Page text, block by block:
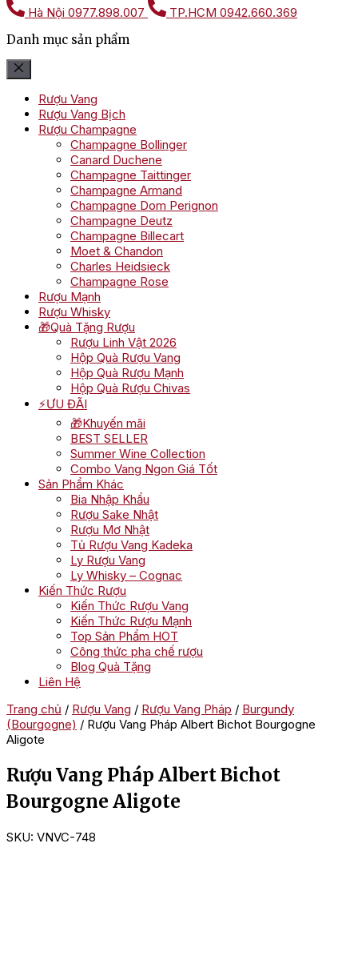
Hà Nội 0977.898.007 TP.HCM 0942.660.369
Danh mục sản phẩm
Rượu Vang
Rượu Vang Bịch
Rượu Champagne
Champagne Bollinger
Canard Duchene
Champagne Taittinger
Champagne Armand
Champagne Dom Perignon
Champagne Deutz
Champagne Billecart
Moet & Chandon
Charles Heidsieck
Champagne Rose
Rượu Mạnh
Rượu Whisky
🎁Quà Tặng Rượu
Rượu Linh Vật 2026
Hộp Quà Rượu Vang
Hộp Quà Rượu Mạnh
Hộp Quà Rượu Chivas
⚡ƯU ĐÃI
🎁Khuyến mãi
BEST SELLER
Summer Wine Collection
Combo Vang Ngon Giá Tốt
Sản Phẩm Khác
Bia Nhập Khẩu
Rượu Sake Nhật
Rượu Mơ Nhật
Tủ Rượu Vang Kadeka
Ly Rượu Vang
Ly Whisky – Cognac
Kiến Thức Rượu
Kiến Thức Rượu Vang
Kiến Thức Rượu Mạnh
Top Sản Phẩm HOT
Công thức pha chế rượu
Blog Quà Tặng
Liên Hệ
Trang chủ / Rượu Vang / Rượu Vang Pháp / Burgundy
(Bourgogne) / Rượu Vang Pháp Albert Bichot Bourgogne
Aligote
Rượu Vang Pháp Albert Bichot
Bourgogne Aligote
SKU: VNVC-748